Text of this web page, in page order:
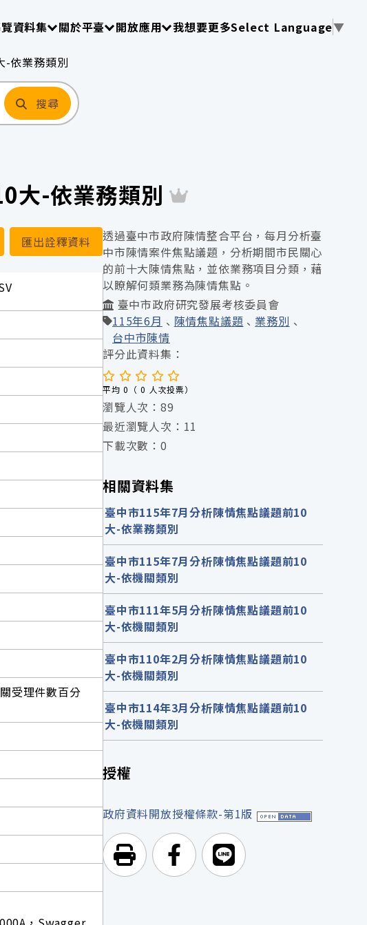
資料集請使用 TAB 操作選單
關於平臺請使用 TAB 操作選單
開放應用請使用 TAB 操作選單
我想要更多Select Language▼
-依業務類別
搜尋
大-依業務類別
匯出詮釋資料
受理件數百分
透過臺中市政府陳情整合平台，每月分析臺
中市陳情案件焦點議題，分析期間市民關心
的前十大陳情焦點，並依業務項目分類，藉
以瞭解何類業務為陳情焦點。
臺中市政府研究發展考核委員會
115年6月
陳情焦點議題
業務別
台中市陳情
評分此資料集：
平均 0（ 0 人次投票）
瀏覽人次：89
最近瀏覽人次：11
下載次數：0
相關資料集
臺中市115年7月分析陳情焦點議題前10
大-依業務類別
臺中市115年7月分析陳情焦點議題前10
大-依機關類別
臺中市111年5月分析陳情焦點議題前10
大-依機關類別
臺中市110年2月分析陳情焦點議題前10
大-依機關類別
臺中市114年3月分析陳情焦點議題前10
大-依機關類別
授權
政府資料開放授權條款-第1版
列印頁面前往Facebook
前往Line